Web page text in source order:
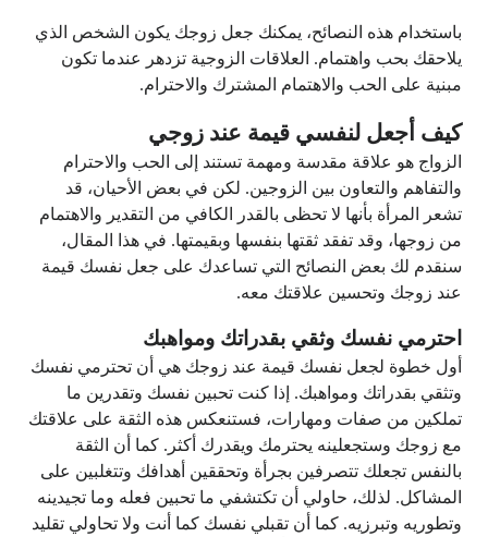
باستخدام هذه النصائح، يمكنك جعل زوجك يكون الشخص الذي
يلاحقك بحب واهتمام. العلاقات الزوجية تزدهر عندما تكون
مبنية على الحب والاهتمام المشترك والاحترام.
كيف أجعل لنفسي قيمة عند زوجي
الزواج هو علاقة مقدسة ومهمة تستند إلى الحب والاحترام
والتفاهم والتعاون بين الزوجين. لكن في بعض الأحيان، قد
تشعر المرأة بأنها لا تحظى بالقدر الكافي من التقدير والاهتمام
من زوجها، وقد تفقد ثقتها بنفسها وبقيمتها. في هذا المقال،
سنقدم لك بعض النصائح التي تساعدك على جعل نفسك قيمة
عند زوجك وتحسين علاقتك معه.
احترمي نفسك وثقي بقدراتك ومواهبك
أول خطوة لجعل نفسك قيمة عند زوجك هي أن تحترمي نفسك
وتثقي بقدراتك ومواهبك. إذا كنت تحبين نفسك وتقدرين ما
تملكين من صفات ومهارات، فستنعكس هذه الثقة على علاقتك
مع زوجك وستجعلينه يحترمك ويقدرك أكثر. كما أن الثقة
بالنفس تجعلك تتصرفين بجرأة وتحققين أهدافك وتتغلبين على
المشاكل. لذلك، حاولي أن تكتشفي ما تحبين فعله وما تجيدينه
وتطوريه وتبرزيه. كما أن تقبلي نفسك كما أنت ولا تحاولي تقليد